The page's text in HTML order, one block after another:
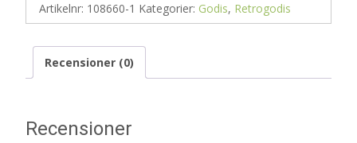
Artikelnr: 108660-1 Kategorier: Godis, Retrogodis
Recensioner (0)
Recensioner